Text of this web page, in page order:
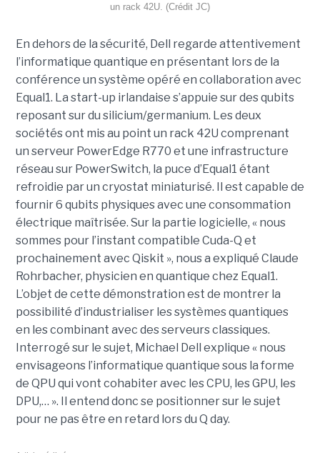
un rack 42U. (Crédit JC)
En dehors de la sécurité, Dell regarde attentivement
l’informatique quantique en présentant lors de la
conférence un système opéré en collaboration avec
Equal1. La start-up irlandaise s’appuie sur des qubits
reposant sur du silicium/germanium. Les deux
sociétés ont mis au point un rack 42U comprenant
un serveur PowerEdge R770 et une infrastructure
réseau sur PowerSwitch, la puce d’Equal1 étant
refroidie par un cryostat miniaturisé. Il est capable de
fournir 6 qubits physiques avec une consommation
électrique maîtrisée. Sur la partie logicielle, « nous
sommes pour l’instant compatible Cuda-Q et
prochainement avec Qiskit », nous a expliqué Claude
Rohrbacher, physicien en quantique chez Equal1.
L’objet de cette démonstration est de montrer la
possibilité d’industrialiser les systèmes quantiques
en les combinant avec des serveurs classiques.
Interrogé sur le sujet, Michael Dell explique « nous
envisageons l’informatique quantique sous la forme
de QPU qui vont cohabiter avec les CPU, les GPU, les
DPU,… ». Il entend donc se positionner sur le sujet
pour ne pas être en retard lors du Q day.